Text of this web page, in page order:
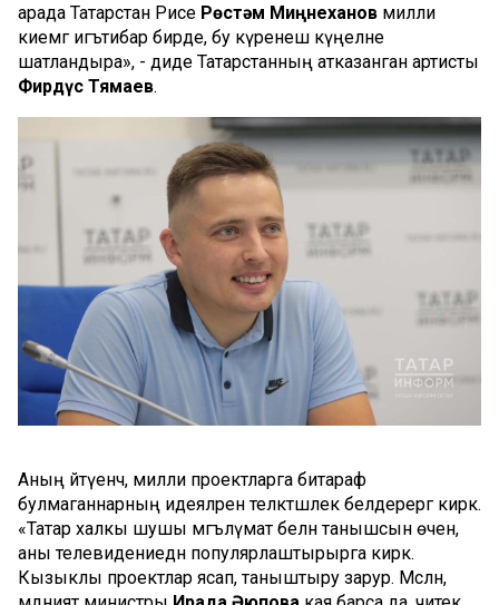
арада Татарстан Рәисе Рөстәм Миңнеханов милли
киемгә игътибар бирде, бу күренеш күңелне
шатландыра», - диде Татарстанның атказанган артисты
Фирдүс Тямаев.
Аның әйтүенчә, милли проектларга битараф
булмаганнарның идеяләренә теләктәшлек белдерергә кирәк.
«Татар халкы шушы мәгълүмат белән танышсын өчен,
аны телевидениедән популярлаштырырга кирәк.
Кызыклы проектлар ясап, таныштыру зарур. Мәсәлән,